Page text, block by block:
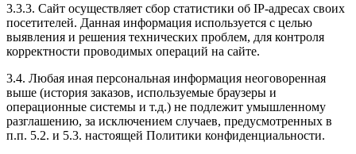
Рейтинг отзыва:5
Добрый день всем. Зачиповал свою машинку у
Автомобиль сказал спасибо. А сегодня взбодрил
мазду. Рекомендую всем, очень качественно и с
подходом грамотным.
3.3.3. Сайт осуществляет сбор статистики об IP-адресах своих
посетителей. Данная информация используется с целью
выявления и решения технических проблем, для контроля
корректности проводимых операций на сайте.
3.4. Любая иная персональная информация неоговоренная
выше (история заказов, используемые браузеры и
операционные системы и т.д.) не подлежит умышленному
разглашению, за исключением случаев, предусмотренных в
п.п. 5.2. и 5.3. настоящей Политики конфиденциальности.